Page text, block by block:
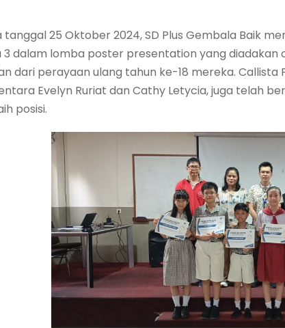
tanggal 25 Oktober 2024, SD Plus Gembala Baik
3 dalam lomba poster presentation yang diadakan
dari perayaan ulang tahun ke-18 mereka.
Evelyn Ruriat dan Cathy Letycia, juga telah
posisi.